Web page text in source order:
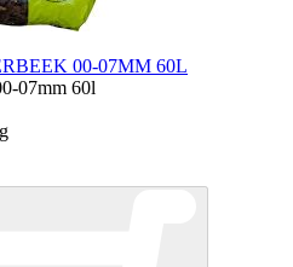
00-07MM 60L
07mm 60l